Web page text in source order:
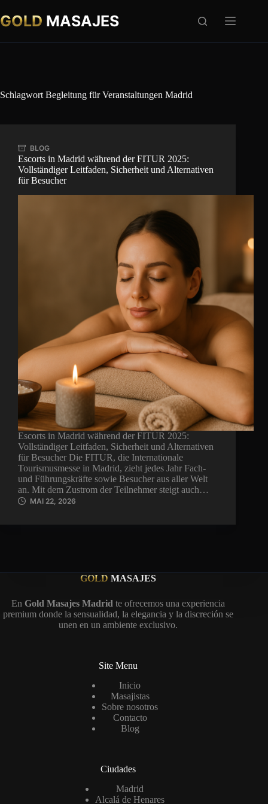
Inhalt
springen
GOLD MASAJES
Schlagwort Begleitung für Veranstaltungen Madrid
BLOG
Escorts in Madrid während der FITUR 2025:
Vollständiger Leitfaden, Sicherheit und Alternativen
für Besucher
Escorts in Madrid während der FITUR 2025:
Vollständiger Leitfaden, Sicherheit und Alternativen
für Besucher Die FITUR, die Internationale
Tourismusmesse in Madrid, zieht jedes Jahr Fach-
und Führungskräfte sowie Besucher aus aller Welt
an. Mit dem Zustrom der Teilnehmer steigt auch…
MAI 22, 2026
GOLD MASAJES
En Gold Masajes Madrid te ofrecemos una experiencia
premium donde la sensualidad, la elegancia y la discreción se
unen en un ambiente exclusivo.
Site Menu
Inicio
Masajistas
Sobre nosotros
Contacto
Blog
Ciudades
Madrid
Alcalá de Henares